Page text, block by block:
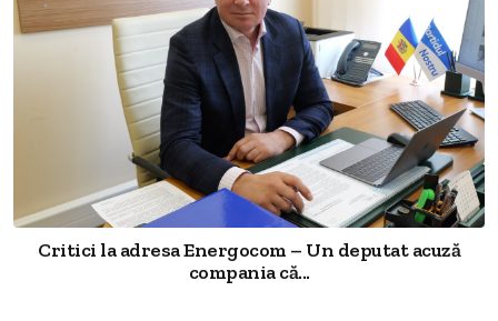
Critici la adresa Energocom – Un deputat acuză
compania că...